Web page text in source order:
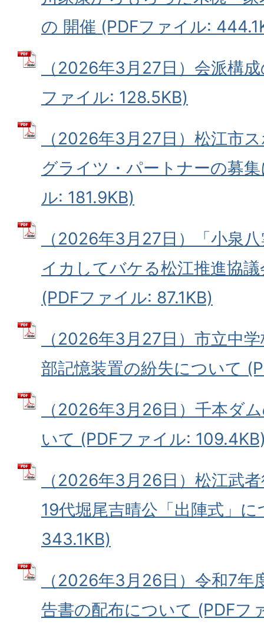
の 開催 (PDFファイル:
（2026年3月27日）会派構
ファイル: 128.5KB)
（2026年3月27日）松江市
グライツ・パートナーの募
ル: 181.9KB)
（2026年3月27日）「小泉
イカしてバケる松江推進協
(PDFファイル: 87.1KB)
（2026年3月27日）市立中
部記憶装置の紛失について
（2026年3月26日）千本ダ
いて (PDFファイル:
（2026年3月26日）松江武
19代堀尾吉晴公「出陣式」
343.1KB)
（2026年3月26日）令和7年
告書の配布について (PDFフ